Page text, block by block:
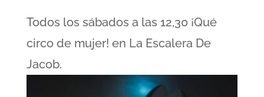
Todos los sábados a las 12,30 ¡Qué
circo de mujer! en La Escalera De
Jacob.